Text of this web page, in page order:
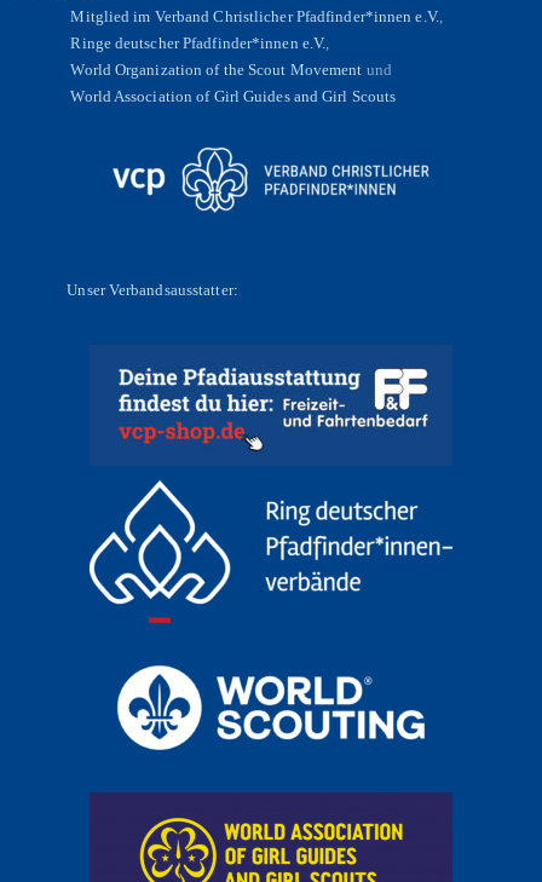
Mitglied im Verband Christlicher Pfadfinder*innen e.V.
Ringe deutscher Pfadfinder*innen e.V.
World Organization of the Scout Movement und
World Association of Girl Guides and Girl Scouts
Unser Verbandsausstatter: